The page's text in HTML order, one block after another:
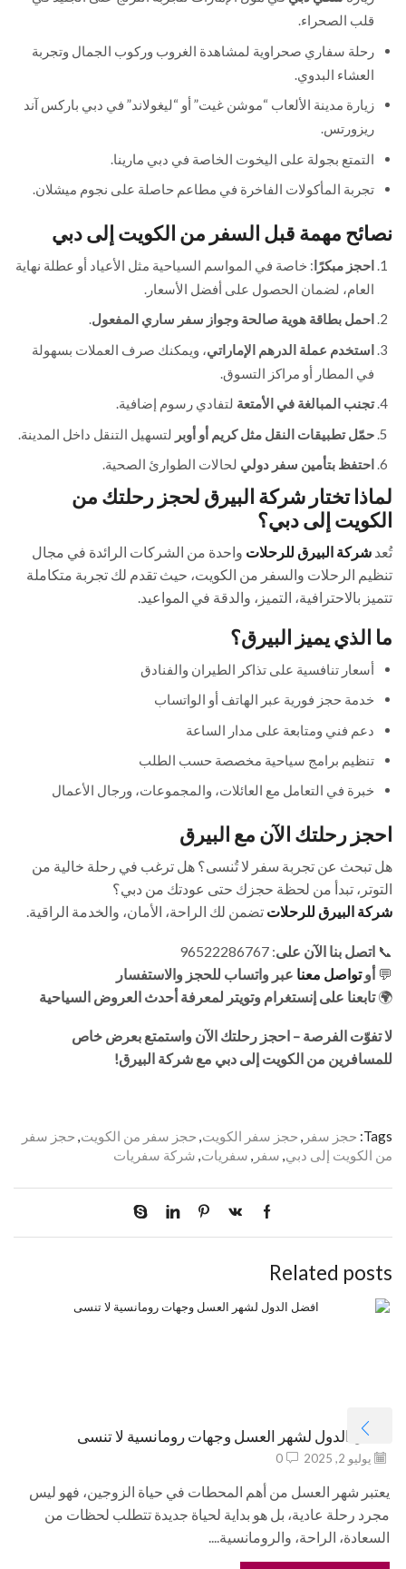
قلب الصحراء.
رحلة سفاري صحراوية لمشاهدة الغروب وركوب الجمال وتجربة
العشاء البدوي.
زيارة مدينة الألعاب “موشن غيت” أو “ليغولاند” في دبي باركس آند
ريزورتس.
التمتع بجولة على اليخوت الخاصة في دبي مارينا.
تجربة المأكولات الفاخرة في مطاعم حاصلة على نجوم ميشلان.
نصائح مهمة قبل السفر من الكويت إلى دبي
احجز مبكرًا: خاصة في المواسم السياحية مثل الأعياد أو عطلة نهاية
العام، لضمان الحصول على أفضل الأسعار.
احمل بطاقة هوية صالحة وجواز سفر ساري المفعول.
استخدم عملة الدرهم الإماراتي، ويمكنك صرف العملات بسهولة
في المطار أو مراكز التسوق.
تجنب المبالغة في الأمتعة لتفادي رسوم إضافية.
حمّل تطبيقات النقل مثل كريم أو أوبر لتسهيل التنقل داخل المدينة.
احتفظ بتأمين سفر دولي لحالات الطوارئ الصحية.
لماذا تختار شركة البيرق لحجز رحلتك من
الكويت إلى دبي؟
تُعد شركة البيرق للرحلات واحدة من الشركات الرائدة في مجال
تنظيم الرحلات والسفر من الكويت، حيث تقدم لك تجربة متكاملة
تتميز بالاحترافية، التميز، والدقة في المواعيد.
ما الذي يميز البيرق؟
أسعار تنافسية على تذاكر الطيران والفنادق
خدمة حجز فورية عبر الهاتف أو الواتساب
دعم فني ومتابعة على مدار الساعة
تنظيم برامج سياحية مخصصة حسب الطلب
خبرة في التعامل مع العائلات، والمجموعات، ورجال الأعمال
احجز رحلتك الآن مع البيرق
هل تبحث عن تجربة سفر لا تُنسى؟ هل ترغب في رحلة خالية من
التوتر، تبدأ من لحظة حجزك حتى عودتك من دبي؟
شركة البيرق للرحلات تضمن لك الراحة، الأمان، والخدمة الراقية.
📞 اتصل بنا الآن على: 96522286767
💬أوتواصل معنا عبر واتساب للحجز والاستفسار
🌍تابعنا على إنستغرام وتويتر لمعرفة أحدث العروض السياحية
لا تفوّت الفرصة – احجز رحلتك الآن واستمتع بعرض خاص
للمسافرين من الكويت إلى دبي مع شركة البيرق!
Tags: حجز سفر , حجز سفر الكويت, حجز سفر من الكويت, حجز سفر
من الكويت إلى دبي, سفر , سفريات, شركة سفريات
Related posts
افضل الدول لشهر العسل وجهات رومانسية لا تنسى
يوليو 2, 2025 0
يعتبر شهر العسل من أهم المحطات في حياة الزوجين، فهو ليس
مجرد رحلة عادية، بل هو بداية لحياة جديدة تتطلب لحظات من
السعادة، الراحة، والرومانسية....